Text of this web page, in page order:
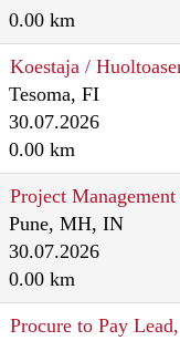
0.00 km
Koestaja /
Tesoma, FI
30.07.2026
0.00 km
Project
Pune, MH, IN
30.07.2026
0.00 km
Procure to Pay